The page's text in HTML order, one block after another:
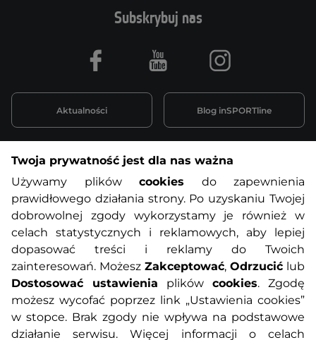
Informacje o zakupach
O nas Regulamin sklepu
Polityka prywatności Koszty przesyłek
Metody płatności Program lojalnościowy
Subskrybuj nas
Aktualności Blog inSPORTline
Facebook Youtube Instagram
Twoja prywatność jest dla nas ważna
Używamy plików cookies do zapewnienia
prawidłowego działania strony. Po uzyskaniu Twojej
dobrowolnej zgody wykorzystamy je również w
celach statystycznych i reklamowych, aby lepiej
dopasować treści i reklamy do Twoich
zainteresowań. Możesz Zakceptować, Odrzucić lub
Dostosować ustawienia plików cookies. Zgodę
możesz wycofać poprzez link „Ustawienia cookies”
w stopce. Brak zgody nie wpływa na podstawowe
działanie serwisu. Więcej informacji o celach